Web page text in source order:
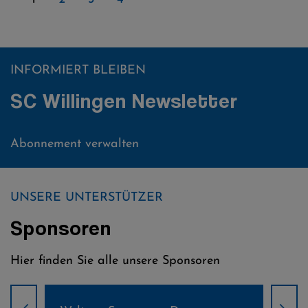
INFORMIERT BLEIBEN
SC Willingen Newsletter
Abonnement verwalten
UNSERE UNTERSTÜTZER
Sponsoren
Hier finden Sie alle unsere Sponsoren